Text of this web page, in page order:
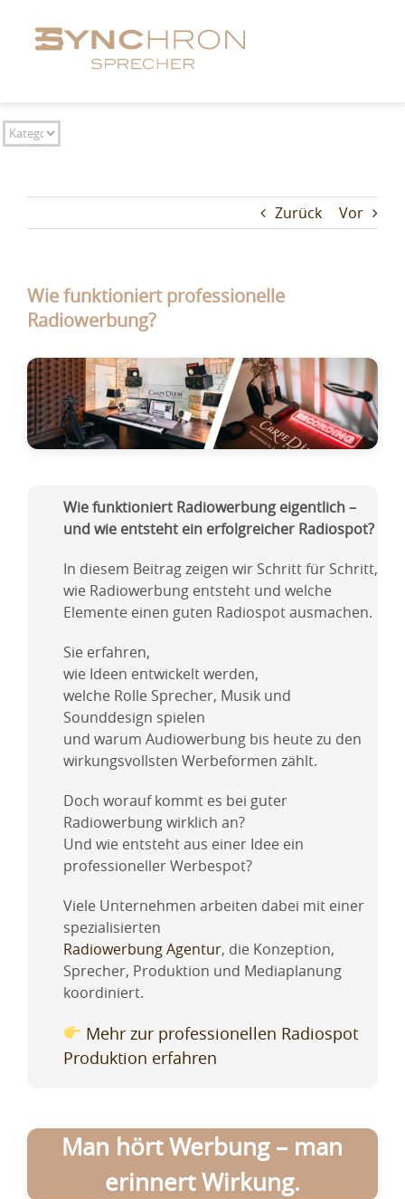
Inhalt
springen
Zurück Vor
Wie funktioniert professionelle
Radiowerbung?
Wie funktioniert Radiowerbung eigentlich –
und wie entsteht ein erfolgreicher Radiospot?
In diesem Beitrag zeigen wir Schritt für Schritt,
wie Radiowerbung entsteht und welche
Elemente einen guten Radiospot ausmachen.
Sie erfahren,
wie Ideen entwickelt werden,
welche Rolle Sprecher, Musik und
Sounddesign spielen
und warum Audiowerbung bis heute zu den
wirkungsvollsten Werbeformen zählt.
Doch worauf kommt es bei guter
Radiowerbung wirklich an?
Und wie entsteht aus einer Idee ein
professioneller Werbespot?
Viele Unternehmen arbeiten dabei mit einer
spezialisierten
Radiowerbung Agentur, die Konzeption,
Sprecher, Produktion und Mediaplanung
koordiniert.
Mehr zur professionellen Radiospot
Produktion erfahren
Man hört Werbung – man
erinnert Wirkung.